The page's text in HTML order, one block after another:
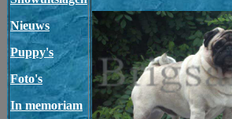
Nieuws
Puppy's
Foto's
In memoriam